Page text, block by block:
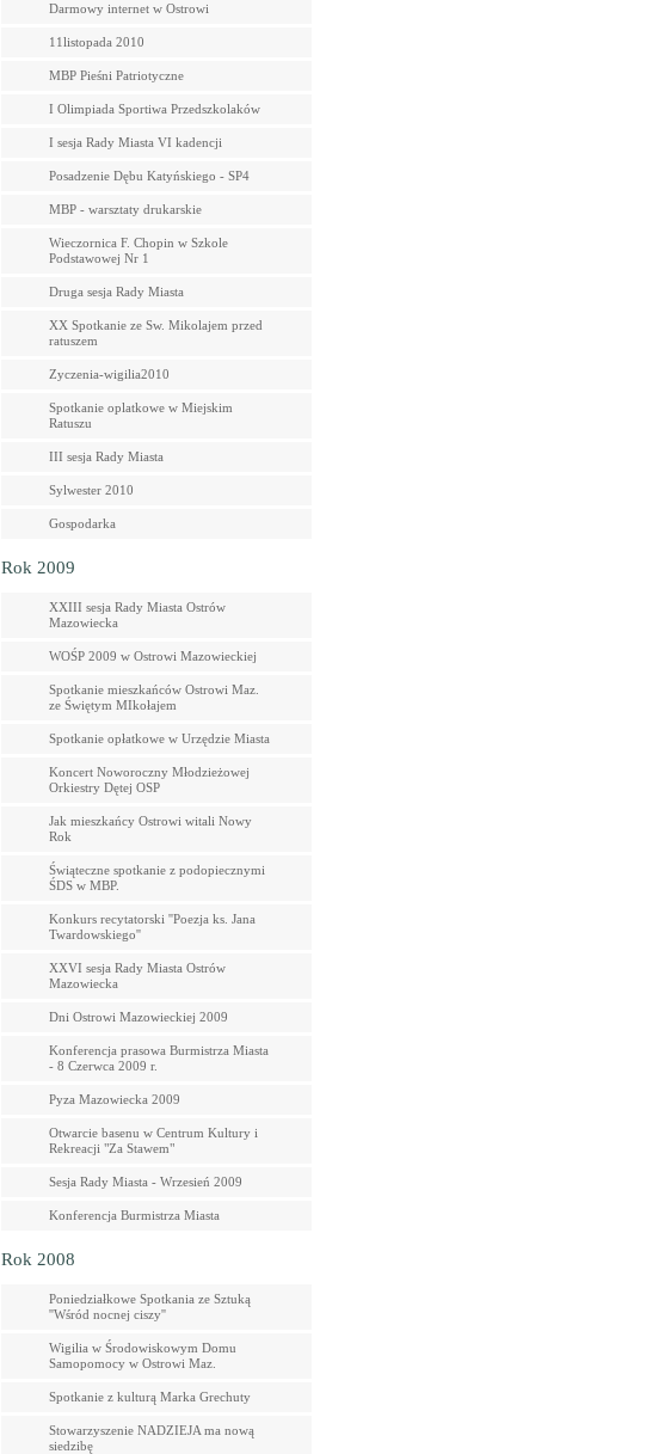
Darmowy internet w Ostrowi
11listopada 2010
MBP Pieśni Patriotyczne
I Olimpiada Sportiwa Przedszkolaków
I sesja Rady Miasta VI kadencji
Posadzenie Dębu Katyńskiego - SP4
MBP - warsztaty drukarskie
Wieczornica F. Chopin w Szkole
Podstawowej Nr 1
Druga sesja Rady Miasta
XX Spotkanie ze Sw. Mikolajem przed
ratuszem
Zyczenia-wigilia2010
Spotkanie oplatkowe w Miejskim
Ratuszu
III sesja Rady Miasta
Sylwester 2010
Gospodarka
Rok 2009
XXIII sesja Rady Miasta Ostrów
Mazowiecka
WOŚP 2009 w Ostrowi Mazowieckiej
Spotkanie mieszkańców Ostrowi Maz.
ze Świętym MIkołajem
Spotkanie opłatkowe w Urzędzie Miasta
Koncert Noworoczny Młodzieżowej
Orkiestry Dętej OSP
Jak mieszkańcy Ostrowi witali Nowy
Rok
Świąteczne spotkanie z podopiecznymi
ŚDS w MBP.
Konkurs recytatorski ''Poezja ks. Jana
Twardowskiego''
XXVI sesja Rady Miasta Ostrów
Mazowiecka
Dni Ostrowi Mazowieckiej 2009
Konferencja prasowa Burmistrza Miasta
- 8 Czerwca 2009 r.
Pyza Mazowiecka 2009
Otwarcie basenu w Centrum Kultury i
Rekreacji "Za Stawem"
Sesja Rady Miasta - Wrzesień 2009
Konferencja Burmistrza Miasta
Rok 2008
Poniedziałkowe Spotkania ze Sztuką
''Wśród nocnej ciszy''
Wigilia w Środowiskowym Domu
Samopomocy w Ostrowi Maz.
Spotkanie z kulturą Marka Grechuty
Stowarzyszenie NADZIEJA ma nową
siedzibę